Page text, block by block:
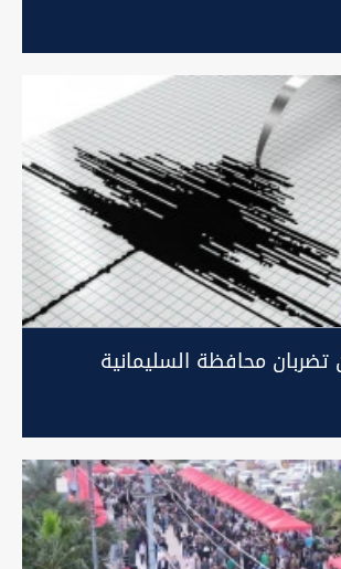
تضربان محافظة السليمانية